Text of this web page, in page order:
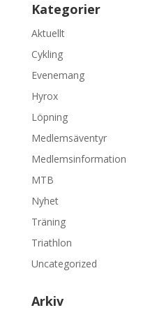
Kategorier
Aktuellt
Cykling
Evenemang
Hyrox
Löpning
Medlemsäventyr
Medlemsinformation
MTB
Nyhet
Träning
Triathlon
Uncategorized
Arkiv